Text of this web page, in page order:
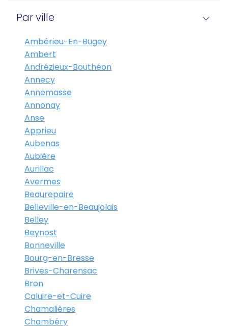
Par ville
Ambérieu-En-Bugey
Ambert
Andrézieux-Bouthéon
Annecy
Annemasse
Annonay
Anse
Apprieu
Aubenas
Aubière
Aurillac
Avermes
Beaurepaire
Belleville-en-Beaujolais
Belley
Beynost
Bonneville
Bourg-en-Bresse
Brives-Charensac
Bron
Caluire-et-Cuire
Chamalières
Chambéry